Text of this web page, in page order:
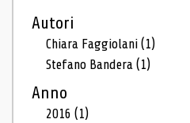
Autori
Chiara Faggiolani(1)
Stefano Bandera(1)
Anno
2016(1)